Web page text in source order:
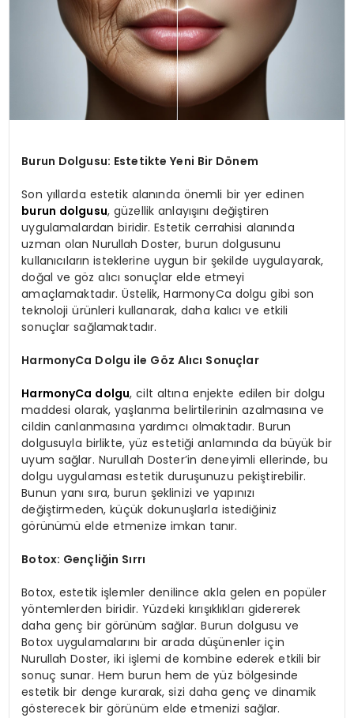
Burun Dolgusu: Estetikte Yeni Bir Dönem
Son yıllarda estetik alanında önemli bir yer edinen
burun dolgusu, güzellik anlayışını değiştiren
uygulamalardan biridir. Estetik cerrahisi alanında
uzman olan Nurullah Doster, burun dolgusunu
kullanıcıların isteklerine uygun bir şekilde uygulayarak,
doğal ve göz alıcı sonuçlar elde etmeyi
amaçlamaktadır. Üstelik, HarmonyCa dolgu gibi son
teknoloji ürünleri kullanarak, daha kalıcı ve etkili
sonuçlar sağlamaktadır.
HarmonyCa Dolgu ile Göz Alıcı Sonuçlar
HarmonyCa dolgu, cilt altına enjekte edilen bir dolgu
maddesi olarak, yaşlanma belirtilerinin azalmasına ve
cildin canlanmasına yardımcı olmaktadır. Burun
dolgusuyla birlikte, yüz estetiği anlamında da büyük bir
uyum sağlar. Nurullah Doster’in deneyimli ellerinde, bu
dolgu uygulaması estetik duruşunuzu pekiştirebilir.
Bunun yanı sıra, burun şeklinizi ve yapınızı
değiştirmeden, küçük dokunuşlarla istediğiniz
görünümü elde etmenize imkan tanır.
Botox: Gençliğin Sırrı
Botox, estetik işlemler denilince akla gelen en popüler
yöntemlerden biridir. Yüzdeki kırışıklıkları gidererek
daha genç bir görünüm sağlar. Burun dolgusu ve
Botox uygulamalarını bir arada düşünenler için
Nurullah Doster, iki işlemi de kombine ederek etkili bir
sonuç sunar. Hem burun hem de yüz bölgesinde
estetik bir denge kurarak, sizi daha genç ve dinamik
gösterecek bir görünüm elde etmenizi sağlar.